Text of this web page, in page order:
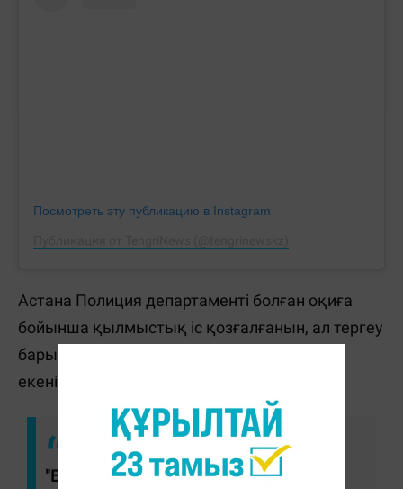
Посмотреть эту публикацию в Instagram
Астана Полиция департаменті болған оқиға
бойынша қылмыстық іс қозғалғанын, ал тергеу
барысы ПД басшылығының бақылауында
екенін мәлімдеді.
"Бұл адам, шынымен де, полиция